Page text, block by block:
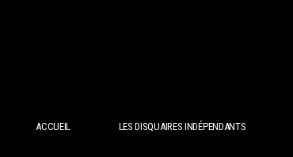
ACCUEIL LES DISQUAIRES INDÉPENDANTS